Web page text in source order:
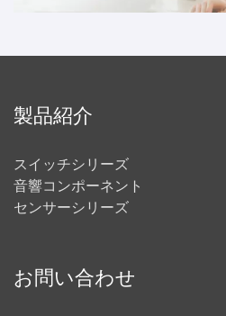
製品紹介
スイッチシリーズ
音響コンポーネント
センサーシリーズ
お問い合わせ